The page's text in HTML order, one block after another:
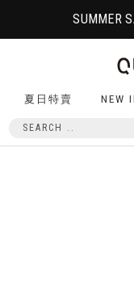
SUMMER
夏日特賣 NEW